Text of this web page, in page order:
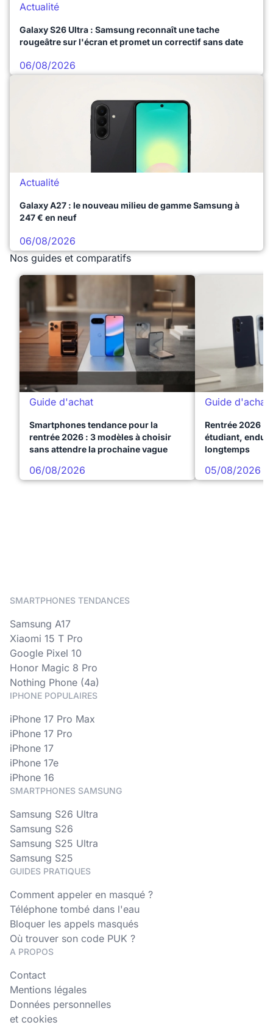
Actualité
Galaxy S26 Ultra : Samsung reconnaît une tache
rougeâtre sur l'écran et promet un correctif sans date
06/08/2026
Actualité
Galaxy A27 : le nouveau milieu de gamme Samsung à
247 € en neuf
06/08/2026
Nos guides et comparatifs
Guide d'achat
Smartphones tendance pour la
rentrée 2026 : 3 modèles à choisir
sans attendre la prochaine vague
06/08/2026
Guide d'achat
Rentrée 2026 :
étudiant,
longtemps
05/08/2026
SMARTPHONES TENDANCES
Samsung A17
Xiaomi 15 T Pro
Google Pixel 10
Honor Magic 8 Pro
Nothing Phone (4a)
IPHONE POPULAIRES
iPhone 17 Pro Max
iPhone 17 Pro
iPhone 17
iPhone 17e
iPhone 16
SMARTPHONES SAMSUNG
Samsung S26 Ultra
Samsung S26
Samsung S25 Ultra
Samsung S25
GUIDES PRATIQUES
Comment appeler en masqué ?
Téléphone tombé dans l'eau
Bloquer les appels masqués
Où trouver son code PUK ?
A PROPOS
Contact
Mentions légales
Données personnelles
et cookies